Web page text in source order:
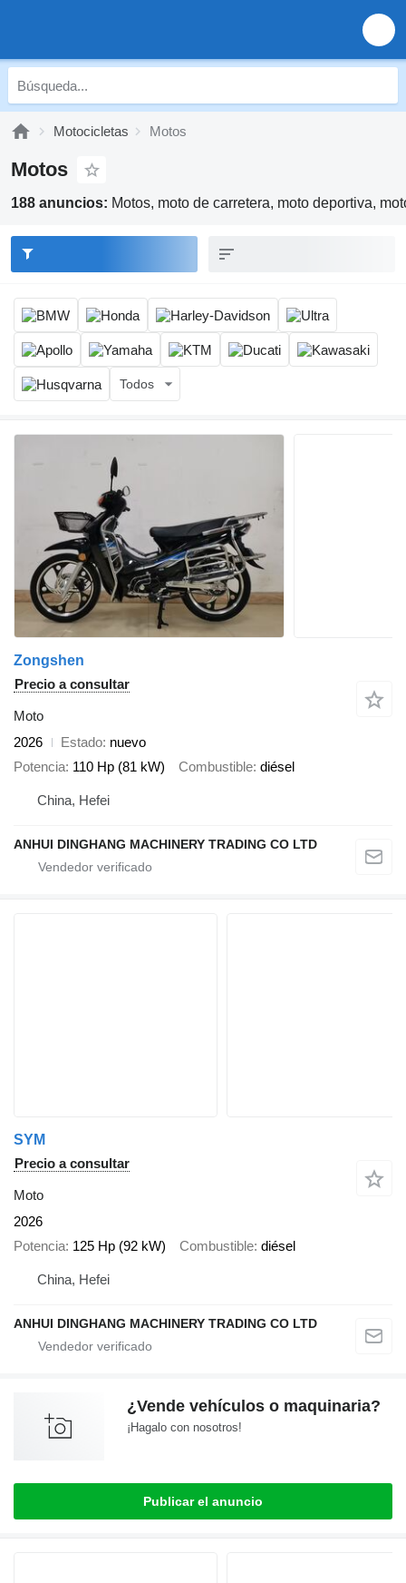
Motocicletas Motos
Motos
188 anuncios: Motos, moto de carretera, moto deportiva,
Todos
Zongshen
Precio a consultar
Moto
2026
Estado nuevo
Potencia 110 Hp (81 kW) Combustible diésel
China, Hefei
ANHUI DINGHANG MACHINERY TRADING CO LTD
SYM
Precio a consultar
Moto
2026
Potencia 125 Hp (92 kW) Combustible diésel
China, Hefei
ANHUI DINGHANG MACHINERY TRADING CO LTD
¿Vende vehículos o maquinaria?
¡Hagalo con nosotros!
Publicar el anuncio